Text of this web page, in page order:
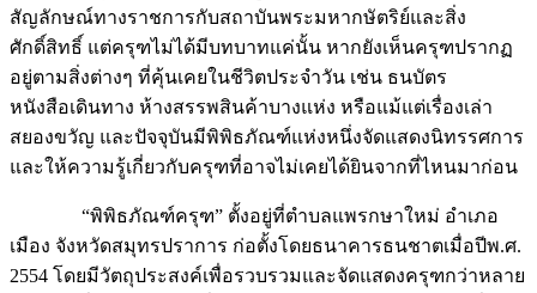
สัญลักษณ์ทางราชการกับสถาบันพระมหากษัตริย์และสิ่ง
ศักดิ์สิทธิ์ แต่ครุฑไม่ได้มีบทบาทแค่นั้น หากยังเห็นครุฑปรากฏ
อยู่ตามสิ่งต่างๆ ที่คุ้นเคยในชีวิตประจำวัน เช่น ธนบัตร
หนังสือเดินทาง ห้างสรรพสินค้าบางแห่ง หรือแม้แต่เรื่องเล่า
สยองขวัญ และปัจจุบันมีพิพิธภัณฑ์แห่งหนึ่งจัดแสดงนิทรรศการ
และให้ความรู้เกี่ยวกับครุฑที่อาจไม่เคยได้ยินจากที่ไหนมาก่อน
“พิพิธภัณฑ์ครุฑ” ตั้งอยู่ที่ตำบลแพรกษาใหม่ อำเภอ
เมือง จังหวัดสมุทรปราการ ก่อตั้งโดยธนาคารธนชาตเมื่อปีพ.ศ.
2554 โดยมีวัตถุประสงค์เพื่อรวบรวมและจัดแสดงครุฑกว่าหลาย